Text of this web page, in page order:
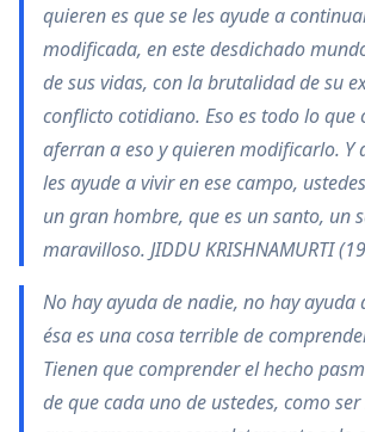
quieren es que se les ayude a
modificada, en este desdichado
de sus vidas, con la brutalidad de su
conflicto cotidiano. Eso es todo lo que
aferran a eso y quieren modificarlo. Y
les ayude a vivir en ese campo,
un gran hombre, que es un santo, un
maravilloso. JIDDU KRISHNAMURTI
No hay ayuda de nadie, no hay ayuda
ésa es una cosa terrible de
Tienen que comprender el hecho
de que cada uno de ustedes, como